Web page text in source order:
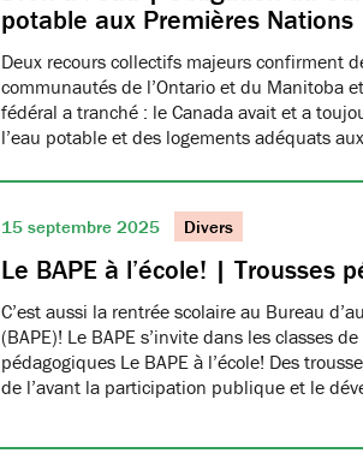
potable aux Premières Nations
Deux recours collectifs majeurs confirment
communautés de l’Ontario et du Manitoba
fédéral a tranché : le Canada avait et a
l’eau potable et des logements adéquats
15 septembre 2025 Divers
Le BAPE à l’école! | Trousses
C’est aussi la rentrée scolaire au Bureau
(BAPE)! Le BAPE s’invite dans les classes
pédagogiques Le BAPE à l’école! Des
de l’avant la participation publique et le